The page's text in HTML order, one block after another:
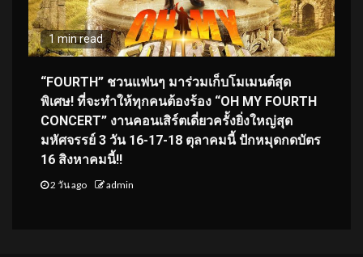
1 min read
“FOURTH” ชวนแฟนๆ มาร่วมเก็บโมเมนต์สุด
พิเศษ! ที่จะทำให้ทุกคนต้องร้อง “OH MY FOURTH
CONCERT” งานคอนเสิร์ตเดี่ยวครั้งยิ่งใหญ่สุด
มหัศจรรย์ 3 วัน 16-17-18 ตุลาคมนี้ ปักหมุดกดบัตร
16 สิงหาคมนี้!!
2 วัน ago admin